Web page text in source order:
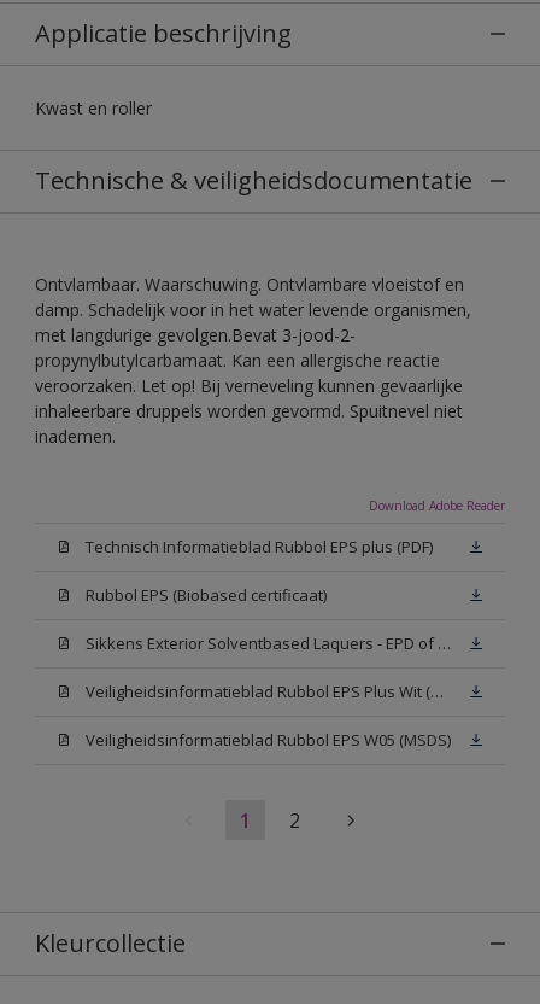
Applicatie beschrijving
Kwast en roller
Technische & veiligheidsdocumentatie
Ontvlambaar. Waarschuwing. Ontvlambare vloeistof en
damp. Schadelijk voor in het water levende organismen,
met langdurige gevolgen.Bevat 3-jood-2-
propynylbutylcarbamaat. Kan een allergische reactie
veroorzaken. Let op! Bij verneveling kunnen gevaarlijke
inhaleerbare druppels worden gevormd. Spuitnevel niet
inademen.
Download Adobe Reader
Technisch Informatieblad Rubbol EPS plus (PDF)
Rubbol EPS (Biobased certificaat)
Sikkens Exterior Solventbased Laquers - EPD of Milieuproductverklaring
Veiligheidsinformatieblad Rubbol EPS Plus Wit (MSDS)
Veiligheidsinformatieblad Rubbol EPS W05 (MSDS)
1 2
Kleurcollectie